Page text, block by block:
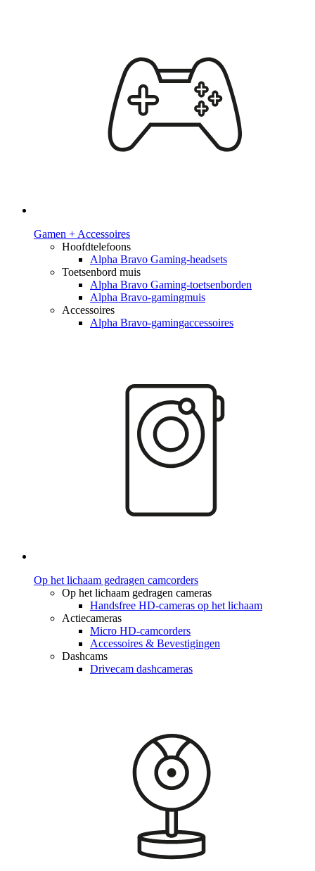
Gamen + Accessoires
Hoofdtelefoons
Alpha Bravo Gaming-headsets
Toetsenbord muis
Alpha Bravo Gaming-toetsenborden
Alpha Bravo-gamingmuis
Accessoires
Alpha Bravo-gamingaccessoires
Op het lichaam gedragen camcorders
Op het lichaam gedragen cameras
Handsfree HD-cameras op het lichaam
Actiecameras
Micro HD-camcorders
Accessoires & Bevestigingen
Dashcams
Drivecam dashcameras